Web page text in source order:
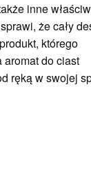
inne
że cały
którego
aromat do ciast
ręką w swojej